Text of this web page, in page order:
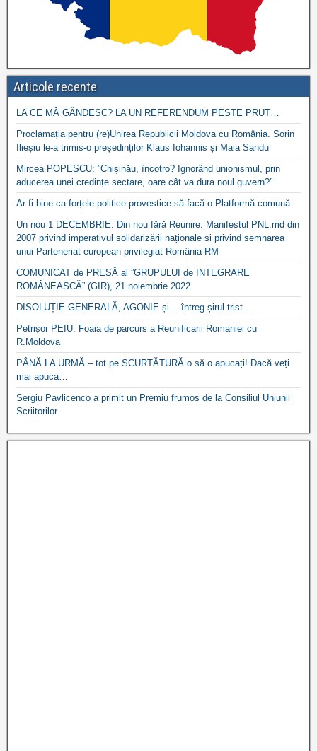
Articole recente
LA CE MĂ GÂNDESC? LA UN REFERENDUM PESTE PRUT…
Proclamația pentru (re)Unirea Republicii Moldova cu România. Sorin
Ilieșiu le-a trimis-o președinților Klaus Iohannis și Maia Sandu
Mircea POPESCU: ”Chișinău, încotro? Ignorând unionismul, prin
aducerea unei credințe sectare, oare cât va dura noul guvern?”
Ar fi bine ca forțele politice provestice să facă o Platformă comună
Un nou 1 DECEMBRIE. Din nou fără Reunire. Manifestul PNL.md din
2007 privind imperativul solidarizării naționale si privind semnarea
unui Parteneriat european privilegiat România-RM
COMUNICAT de PRESĂ al ”GRUPULUI de INTEGRARE
ROMÂNEASCĂ” (GIR), 21 noiembrie 2022
DISOLUȚIE GENERALĂ, AGONIE și… întreg șirul trist…
Petrișor PEIU: Foaia de parcurs a Reunificarii Romaniei cu
R.Moldova
PÂNĂ LA URMĂ – tot pe SCURTĂTURĂ o să o apucați! Dacă veți
mai apuca…
Sergiu Pavlicenco a primit un Premiu frumos de la Consiliul Uniunii
Scriitorilor